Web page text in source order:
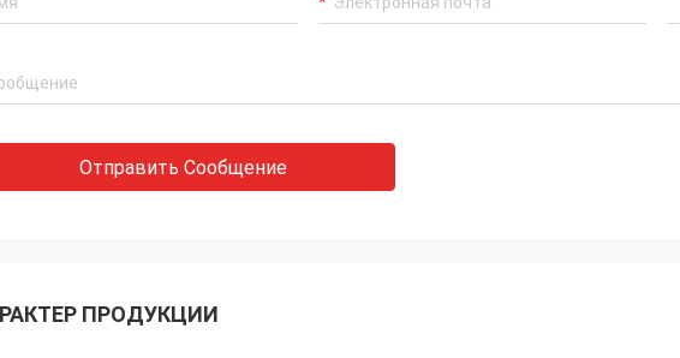
Отправить Сообщение
ПРОДУКЦИИ